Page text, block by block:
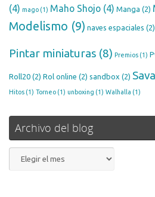
(4) mago (1) Maho Shojo (4) Manga (2)
Modelismo (9) naves espaciales (2)
Pintar miniaturas (8) Premios (1)
Roll20 (2) Rol online (2) sandbox (2)
Hitos (1) Torneo (1) unboxing (1) Walhalla (1)
Archivo del blog
Archivo